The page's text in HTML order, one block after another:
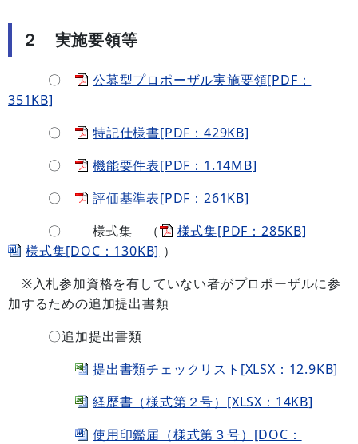
２ 実施要領等
〇
公募型プロポーザル実施要領[PDF：
351KB]
〇
特記仕様書[PDF：429KB]
〇
機能要件表[PDF：1.14MB]
〇
評価基準表[PDF：261KB]
〇 様式集 （
様式集[PDF：285KB]
様式集[DOC：130KB] ）
※入札参加資格を有していない者がプロポーザルに参
加するための追加提出書類
〇追加提出書類
提出書類チェックリスト[XLSX：12.9KB]
経歴書（様式第２号）[XLSX：14KB]
使用印鑑届（様式第３号）[DOC：